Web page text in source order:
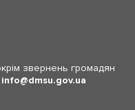
звернень громадян
info dmsu.gov.ua